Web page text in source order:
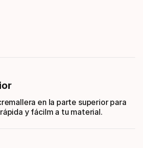
en la parte superior para
y fácilm a tu material.